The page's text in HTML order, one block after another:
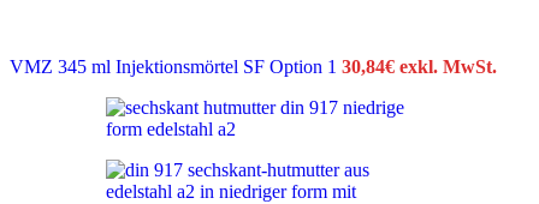
VMZ 345 ml Injektionsmörtel SF Option 1 30,84€ exkl. MwSt.